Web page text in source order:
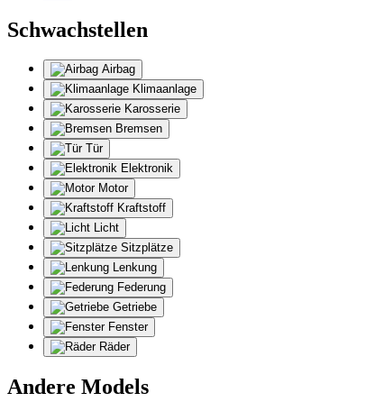
Schwachstellen
Airbag
Klimaanlage
Karosserie
Bremsen
Tür
Elektronik
Motor
Kraftstoff
Licht
Sitzplätze
Lenkung
Federung
Getriebe
Fenster
Räder
Andere Models